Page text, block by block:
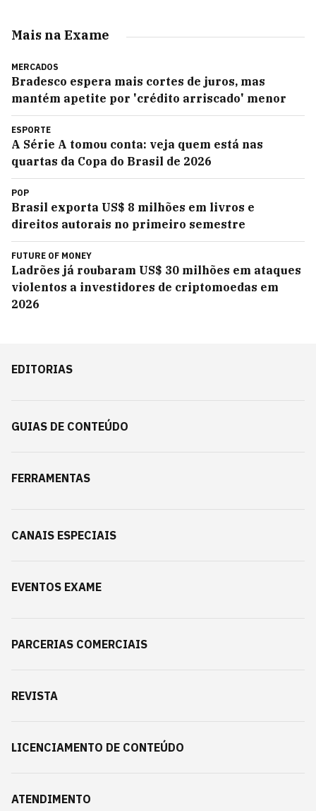
Mais na Exame
MERCADOS
Bradesco espera mais cortes de juros, mas
mantém apetite por 'crédito arriscado' menor
ESPORTE
A Série A tomou conta: veja quem está nas
quartas da Copa do Brasil de 2026
POP
Brasil exporta US$ 8 milhões em livros e
direitos autorais no primeiro semestre
FUTURE OF MONEY
Ladrões já roubaram US$ 30 milhões em ataques
violentos a investidores de criptomoedas em
2026
EDITORIAS
GUIAS DE CONTEÚDO
FERRAMENTAS
CANAIS ESPECIAIS
EVENTOS EXAME
PARCERIAS COMERCIAIS
REVISTA
LICENCIAMENTO DE CONTEÚDO
ATENDIMENTO